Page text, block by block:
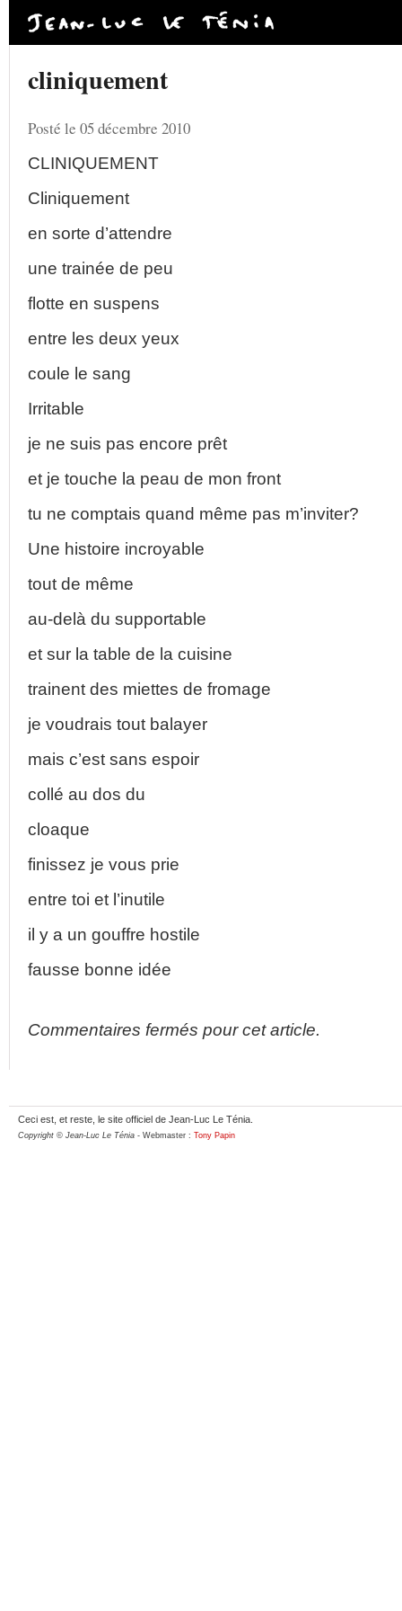
cliniquement
Posté le 05 décembre 2010
CLINIQUEMENT
Cliniquement
en sorte d’attendre
une trainée de peu
flotte en suspens
entre les deux yeux
coule le sang
Irritable
je ne suis pas encore prêt
et je touche la peau de mon front
tu ne comptais quand même pas m’inviter?
Une histoire incroyable
tout de même
au-delà du supportable
et sur la table de la cuisine
trainent des miettes de fromage
je voudrais tout balayer
mais c’est sans espoir
collé au dos du
cloaque
finissez je vous prie
entre toi et l’inutile
il y a un gouffre hostile
fausse bonne idée
Commentaires fermés pour cet article.
Ceci est, et reste, le site officiel de Jean-Luc Le Ténia.
Copyright © Jean-Luc Le Ténia - Webmaster : Tony Papin